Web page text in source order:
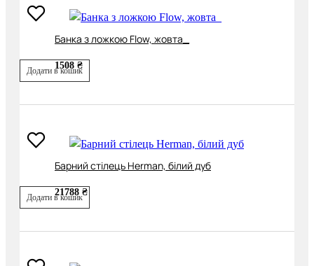
Банка з ложкою Flow, жовта_
1508 ₴
Додати в кошик
Барний стілець Herman, білий дуб
21788 ₴
Додати в кошик